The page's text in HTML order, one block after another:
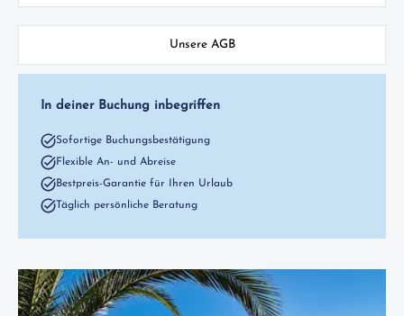
Unsere AGB
In deiner Buchung inbegriffen
Sofortige Buchungsbestätigung
Flexible An- und Abreise
Bestpreis-Garantie für Ihren Urlaub
Täglich persönliche Beratung